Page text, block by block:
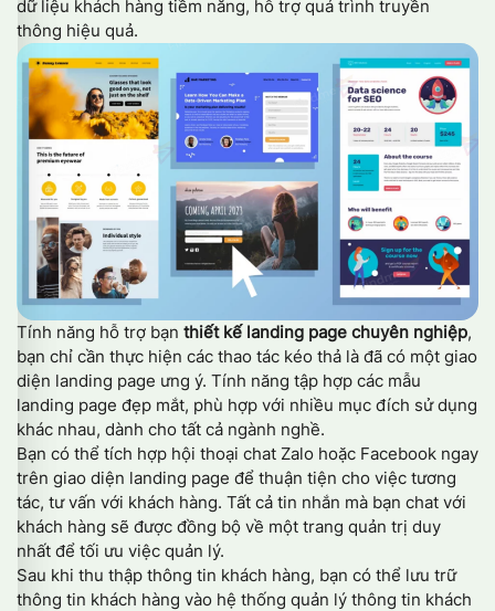
dữ liệu khách hàng tiềm năng, hỗ trợ quá trình truyền
thông hiệu quả.
Tính năng hỗ trợ bạn thiết kế landing page chuyên nghiệp,
bạn chỉ cần thực hiện các thao tác kéo thả là đã có một giao
diện landing page ưng ý. Tính năng tập hợp các mẫu
landing page đẹp mắt, phù hợp với nhiều mục đích sử dụng
khác nhau, dành cho tất cả ngành nghề.
Bạn có thể tích hợp hội thoại chat Zalo hoặc Facebook ngay
trên giao diện landing page để thuận tiện cho việc tương
tác, tư vấn với khách hàng. Tất cả tin nhắn mà bạn chat với
khách hàng sẽ được đồng bộ về một trang quản trị duy
nhất để tối ưu việc quản lý.
Sau khi thu thập thông tin khách hàng, bạn có thể lưu trữ
thông tin khách hàng vào hệ thống quản lý thông tin khách